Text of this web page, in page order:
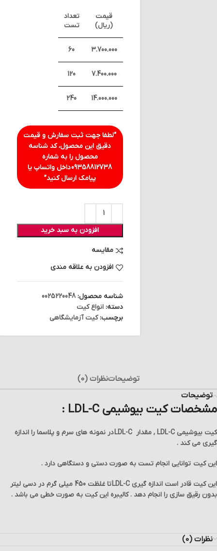
قیمت
(ریال)
تعداد
تست
3.700.000
60
7.400.000
120
14.000.000
240
“لطفا جهت ثبت سفارش و قیمت
دقیق این محصول، کد شناسه
محصول را به شماره
09358812738داخل واتساپ یا
پیامک ارسال کنید”
افزودن به سبد خرید
مقایسه
افزودن به علاقه مندی
شناسه محصول:0025220048
دسته: انواع کیت
برچسب: کیت آزمایشگاهی
توضیحاتنظرات (0)
توضیحات
مشخصات کیت بیوشیمی LDL-C :
کیت بیوشیمی LDL-C , مقدار LDL-Cدر نمونه های سرم و پلاسما را اندازه
گیری می کند .
این کیت توانایی انجام تست به صورت دستی و دستگاهی دارد .
این کیت قادر است اندازه گیری LDL-C
تا غلظت 450 میلی گرم در دسی لیتر
بدون رقیق سازی را انجام دهد . کالیبره این کیت به صورت خطی می باشد .
نظرات (0)